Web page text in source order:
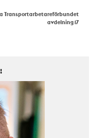
Transportarbetareförbundet
avdelning 17